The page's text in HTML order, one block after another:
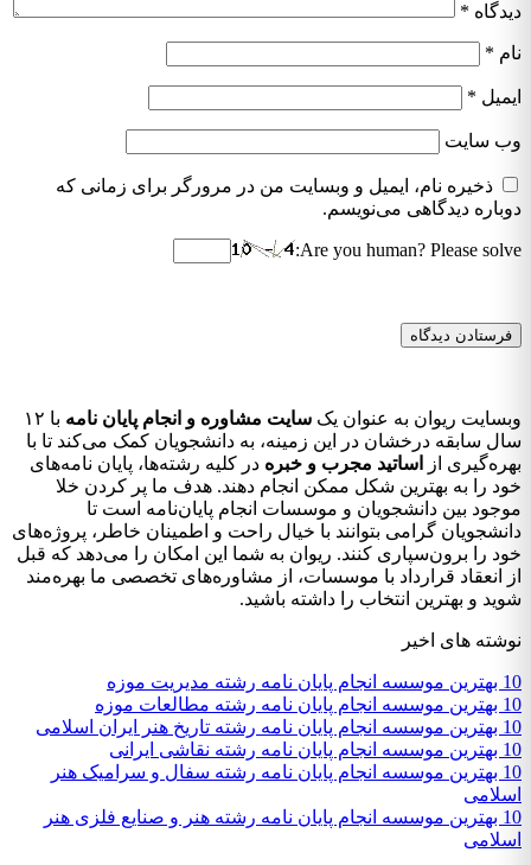
دیدگاه *
نام *
ایمیل *
وب‌ سایت
ذخیره نام، ایمیل و وبسایت من در مرورگر برای زمانی که
دوباره دیدگاهی می‌نویسم.
Are you human? Please solve:
وبسایت ریوان به عنوان یک سایت مشاوره و انجام پایان نامه
با ۱۲
سال سابقه درخشان در این زمینه، به دانشجویان کمک می‌کند تا با
بهره‌گیری از
اساتید مجرب و خبره در کلیه رشته‌ها، پایان نامه‌های
خود را به بهترین شکل ممکن انجام دهند. هدف ما پر کردن خلا
موجود بین دانشجویان و موسسات انجام پایان‌نامه است تا
دانشجویان گرامی بتوانند با خیال راحت و اطمینان خاطر، پروژه‌های
خود را برون‌سپاری کنند. ریوان به شما این امکان را می‌دهد که قبل
از انعقاد قرارداد با موسسات، از مشاوره‌های تخصصی ما بهره‌مند
شوید و بهترین انتخاب را داشته باشید.
نوشته های اخیر
10 بهترین موسسه انجام پایان نامه رشته مدیریت موزه
10 بهترین موسسه انجام پایان نامه رشته مطالعات موزه
10 بهترین موسسه انجام پایان نامه رشته تاریخ هنر ایران اسلامی
10 بهترین موسسه انجام پایان نامه رشته نقاشی ایرانی
10 بهترین موسسه انجام پایان نامه رشته سفال و سرامیک هنر
اسلامی
10 بهترین موسسه انجام پایان نامه رشته هنر و صنایع فلزی هنر
اسلامی